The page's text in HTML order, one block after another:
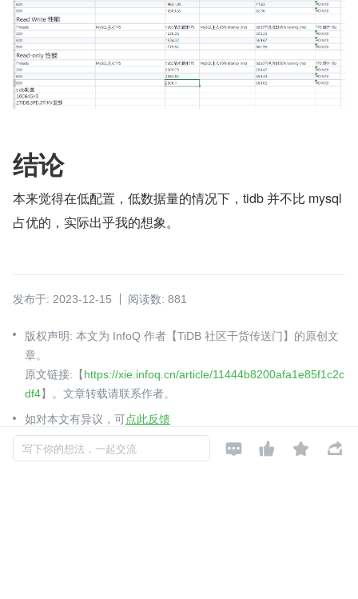
结论
本来觉得在低配置，低数据量的情况下，tidb 并不比 mysql
占优的，实际出乎我的想象。
发布于: 2023-12-15 阅读数: 881
版权声明: 本文为 InfoQ 作者【TiDB 社区干货传送门】的原创文
章。
原文链接:【https://xie.infoq.cn/article/11444b8200afa1e85f1c2c
df4】。文章转载请联系作者。
如对本文有异议，可点此反馈
版本测评 性能测评 数据库架构设计 6.x 实践
写下你的想法，一起交流    